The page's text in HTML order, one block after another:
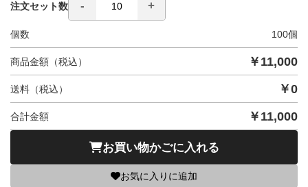
注文セット数
個数 100個
商品金額（税込） ￥ 11,000
送料（税込） ￥0
合計金額 ￥ 11,000
お買い物かごに入れる
お気に入りに追加